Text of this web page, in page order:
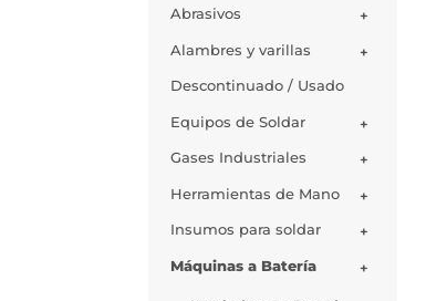
+
Abrasivos
+
Alambres y varillas
Descontinuado / Usado
+
Equipos de Soldar
+
Gases Industriales
+
Herramientas de Mano
+
Insumos para soldar
+
Máquinas a Batería